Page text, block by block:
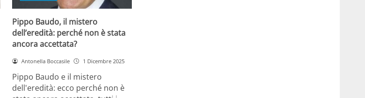
Pippo Baudo, il mistero
dell’eredità: perché non è stata
ancora accettata?
Antonella Boccasile 1 Dicembre 2025
Pippo Baudo e il mistero
dell'eredità: ecco perché non è